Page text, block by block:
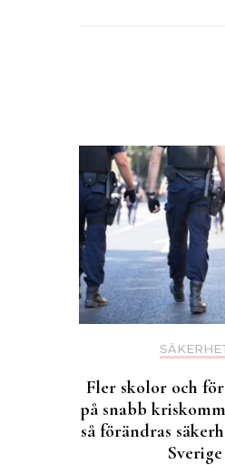
Fler skolor och
på snabb
så förändras
Sverige